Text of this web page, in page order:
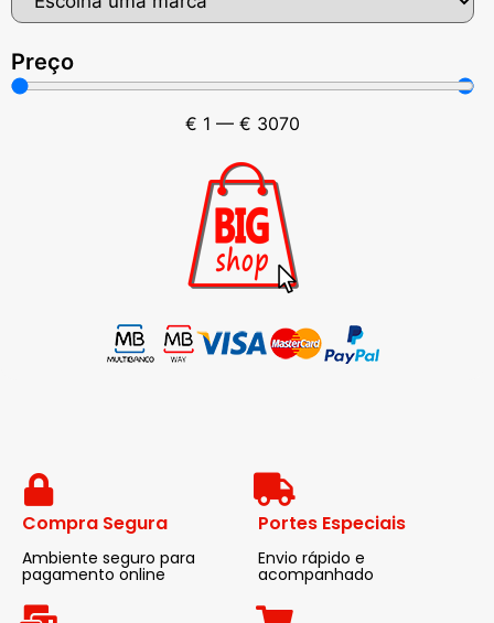
Preço
€ 1 — € 3070
Compra Segura
Ambiente seguro para
pagamento online
Portes Especiais
Envio rápido e
acompanhado